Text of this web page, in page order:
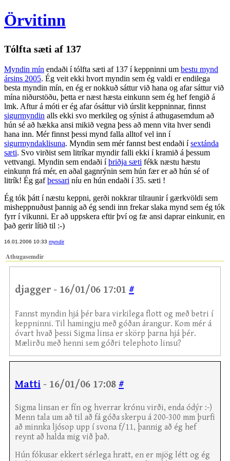
Örvitinn
Tólfta sæti af 137
Myndin mín endaði í tólfta sæti af 137 í keppninni um bestu mynd
ársins 2005. Ég veit ekki hvort myndin sem ég valdi er endilega
besta myndin mín, en ég er nokkuð sáttur við hana og afar sáttur við
mína niðurstöðu, þetta er næst hæsta einkunn sem ég hef fengið á
lmk. Aftur á móti er ég afar ósáttur við úrslit keppninnar, finnst
sigurmyndin alls ekki svo merkileg og sýnist á athugasemdum að
hún sé að hækka ansi mikið vegna þess að menn vita hver sendi
hana inn. Mér finnst þessi mynd falla alltof vel inn í
sigurmyndaklisuna. Myndin sem mér fannst best endaði í sextánda
sæti. Svo virðist sem litríkar myndir falli ekki í kramið á þessum
vettvangi. Myndin sem endaði í þriðja sæti fékk næstu hæstu
einkunn frá mér, en aðal gagnrýnin sem hún fær er að hún sé of
litrík! Ég gafþessari níu en hún endaði í 35. sæti !
Ég tók þátt í næstu keppni, gerði nokkrar tilraunir í gærkvöldi sem
misheppnuðust þannig að ég sendi inn frekar slaka mynd sem ég tók
fyrr í vikunni. Er að uppskera eftir því og fæ ansi daprar einkunir, en
það gerir lítið til :-)
16.01.2006 10:33 myndir
Athugasemdir
djagger - 16/01/06 17:01 #
Fannst myndin hjá þér bara virkilega flott og með betri í
keppninni. Til hamingju með góðan árangur. Kom mér á
óvart hvað þessi Sigma linsa er skörp þarna hjá þér.
Mælirðu með henni sem góðri telephoto linsu?
Matti - 16/01/06 17:08 #
Sigma linsan er fín og hverrar krónu virði, enda ódýr :-)
Menn tala um að til að fá góða skerpu á 200-300 mm þurfi
að minnka ljósop upp í svona f/11, þannig að ég hef
reynt að halda mig við það.
Hún fókusar ekkert sérlega hratt, en er mjög létt og ég